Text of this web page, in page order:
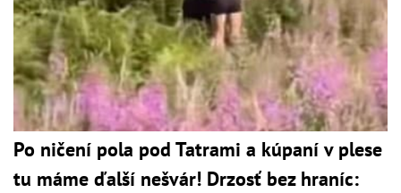
Po ničení pola pod Tatrami a kúpaní v plese
tu máme ďalší nešvár! Drzosť bez hraníc: